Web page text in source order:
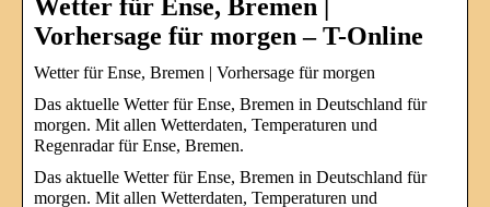
Wetter für Ense, Bremen |
Vorhersage für morgen – T-Online
Wetter für Ense, Bremen | Vorhersage für morgen
Das aktuelle Wetter für Ense, Bremen in Deutschland für
morgen. Mit allen Wetterdaten, Temperaturen und
Regenradar für Ense, Bremen.
Das aktuelle Wetter für Ense, Bremen in Deutschland für
morgen. Mit allen Wetterdaten, Temperaturen und